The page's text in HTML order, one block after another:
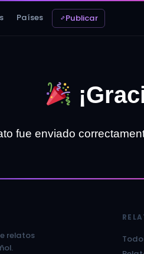
Países Publicar
fue enviado
relatos